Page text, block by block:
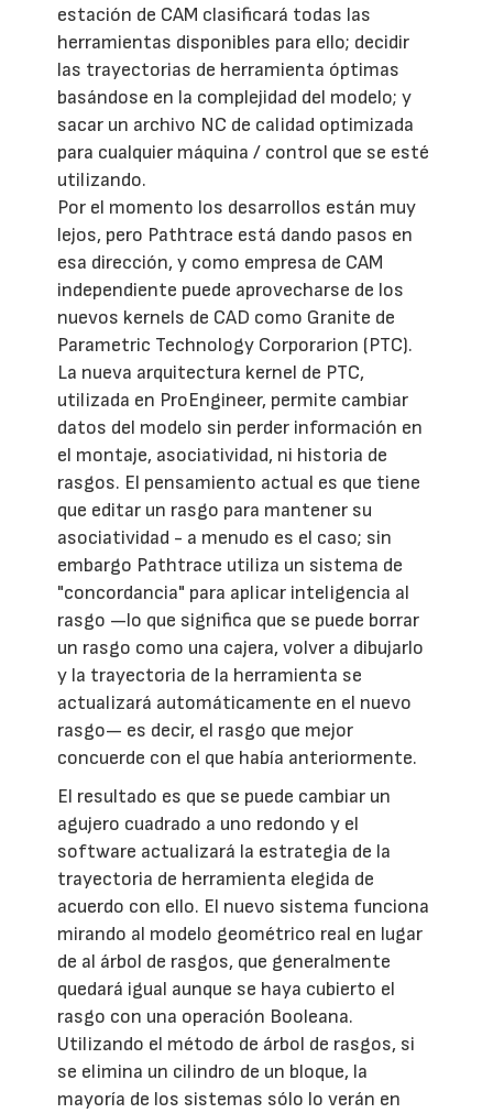
estación de CAM clasificará todas las
herramientas disponibles para ello; decidir
las trayectorias de herramienta óptimas
basándose en la complejidad del modelo; y
sacar un archivo NC de calidad optimizada
para cualquier máquina / control que se esté
utilizando.
Por el momento los desarrollos están muy
lejos, pero Pathtrace está dando pasos en
esa dirección, y como empresa de CAM
independiente puede aprovecharse de los
nuevos kernels de CAD como Granite de
Parametric Technology Corporarion (PTC).
La nueva arquitectura kernel de PTC,
utilizada en ProEngineer, permite cambiar
datos del modelo sin perder información en
el montaje, asociatividad, ni historia de
rasgos. El pensamiento actual es que tiene
que editar un rasgo para mantener su
asociatividad - a menudo es el caso; sin
embargo Pathtrace utiliza un sistema de
"concordancia" para aplicar inteligencia al
rasgo —lo que significa que se puede borrar
un rasgo como una cajera, volver a dibujarlo
y la trayectoria de la herramienta se
actualizará automáticamente en el nuevo
rasgo— es decir, el rasgo que mejor
concuerde con el que había anteriormente.
El resultado es que se puede cambiar un
agujero cuadrado a uno redondo y el
software actualizará la estrategia de la
trayectoria de herramienta elegida de
acuerdo con ello. El nuevo sistema funciona
mirando al modelo geométrico real en lugar
de al árbol de rasgos, que generalmente
quedará igual aunque se haya cubierto el
rasgo con una operación Booleana.
Utilizando el método de árbol de rasgos, si
se elimina un cilindro de un bloque, la
mayoría de los sistemas sólo lo verán en